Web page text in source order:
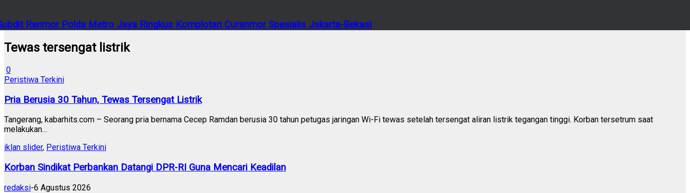
Ranmor Polda Metro Jaya Ringkus Komplotan Curanmor Spesialis Jakarta-Bekasi
Tewas tersengat listrik
0
Peristiwa Terkini
Pria Berusia 30 Tahun, Tewas Tersengat Listrik
Tangerang, kabarhits.com – Seorang pria bernama Cecep Ramdan berusia 30 tahun petugas jaringan Wi-Fi tewas setelah tersengat aliran listrik tegangan tinggi. Korban tersetrum saat
melakukan…
iklan slider, Peristiwa Terkini
Korban Sindikat Perbankan Datangi DPR-RI Guna Mencari Keadilan
redaksi-6 Agustus 2026